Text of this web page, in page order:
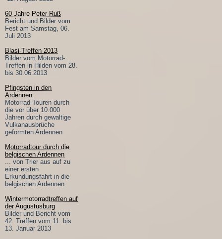
60 Jahre Peter Ruß
Bericht und Bilder vom
Fest am Samstag, 06.
Juli 2013
Blasi-Treffen 2013
Bilder vom Motorrad-
Treffen in Hilden vom 28.
bis 30.06.2013
Pfingsten in den
Ardennen
Motorrad-Touren durch
die vor über 10.000
Jahren durch gewaltige
Vulkanausbrüche
geformten Ardennen
Motorradtour durch die
belgischen Ardennen
... von Trier aus auf zu
einer ersten
Erkundungsfahrt in die
belgischen Ardennen
Wintermotorradtreffen auf
der Augustusburg
Bilder und Bericht vom
42. Treffen vom 11. bis
13. Januar 2013